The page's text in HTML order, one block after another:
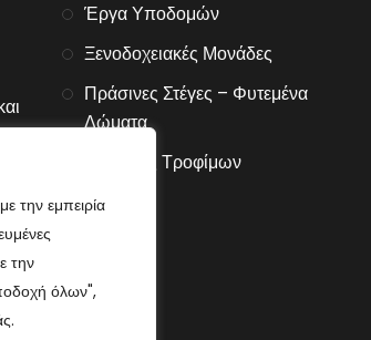
την εμπειρία
την
όλων",
Έργα Υποδομών
Ξενοδοχειακές Μονάδες
Πράσινες Στέγες – Φυτεμένα
Δώματα
Αλυσίδες Τροφίμων